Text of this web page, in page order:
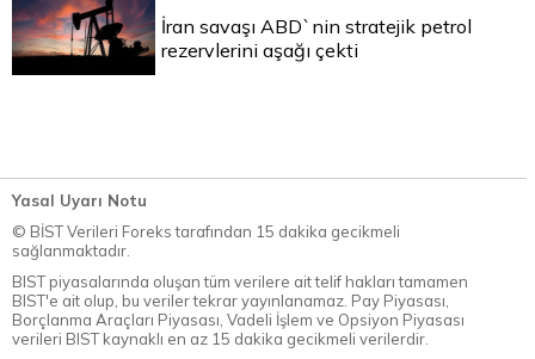
İran savaşı ABD`nin stratejik petrol
rezervlerini aşağı çekti
Yasal Uyarı Notu
© BİST Verileri Foreks tarafından 15 dakika gecikmeli
sağlanmaktadır.
BIST piyasalarında oluşan tüm verilere ait telif hakları tamamen
BIST'e ait olup, bu veriler tekrar yayınlanamaz. Pay Piyasası,
Borçlanma Araçları Piyasası, Vadeli İşlem ve Opsiyon Piyasası
verileri BIST kaynaklı en az 15 dakika gecikmeli verilerdir.